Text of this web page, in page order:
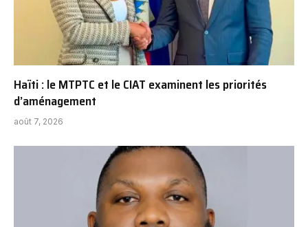
Haïti : le MTPTC et le CIAT examinent les priorités
d’aménagement
août 7, 2026